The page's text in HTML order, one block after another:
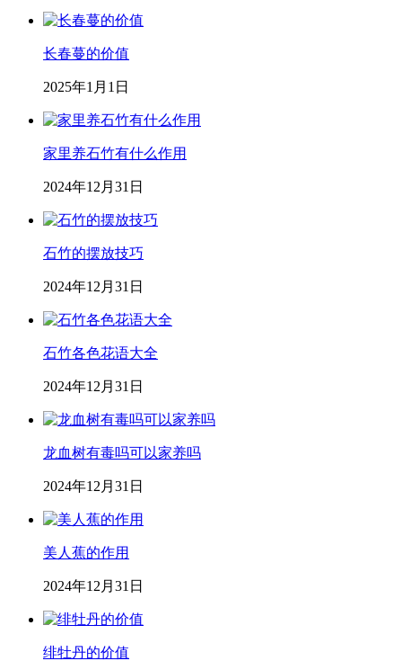
长春蔓的价值
2025年1月1日
家里养石竹有什么作用
2024年12月31日
石竹的摆放技巧
2024年12月31日
石竹各色花语大全
2024年12月31日
龙血树有毒吗可以家养吗
2024年12月31日
美人蕉的作用
2024年12月31日
绯牡丹的价值